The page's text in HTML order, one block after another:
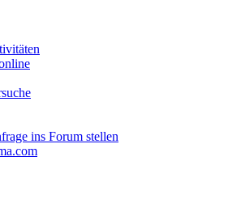
ins Forum stellen